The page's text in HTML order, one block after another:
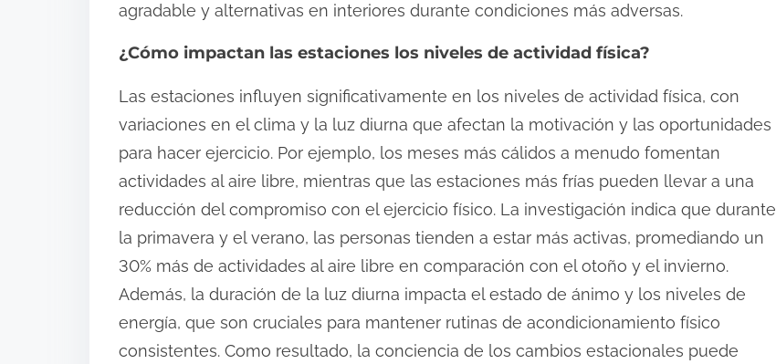
agradable y alternativas en interiores durante condiciones más adversas.
¿Cómo impactan las estaciones los niveles de actividad física?
Las estaciones influyen significativamente en los niveles de actividad física, con
variaciones en el clima y la luz diurna que afectan la motivación y las oportunidades
para hacer ejercicio. Por ejemplo, los meses más cálidos a menudo fomentan
actividades al aire libre, mientras que las estaciones más frías pueden llevar a una
reducción del compromiso con el ejercicio físico. La investigación indica que durante
la primavera y el verano, las personas tienden a estar más activas, promediando un
30% más de actividades al aire libre en comparación con el otoño y el invierno.
Además, la duración de la luz diurna impacta el estado de ánimo y los niveles de
energía, que son cruciales para mantener rutinas de acondicionamiento físico
consistentes. Como resultado, la conciencia de los cambios estacionales puede